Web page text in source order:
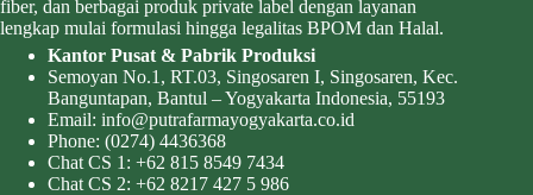
fiber, dan berbagai produk private label dengan layanan
lengkap mulai formulasi hingga legalitas BPOM dan Halal.
Kantor Pusat & Pabrik Produksi
Semoyan No.1, RT.03, Singosaren I, Singosaren, Kec.
Banguntapan, Bantul – Yogyakarta Indonesia, 55193
Email: info@putrafarmayogyakarta.co.id
Phone: (0274) 4436368
Chat CS 1: +62 815 8549 7434
Chat CS 2: +62 8217 427 5 986